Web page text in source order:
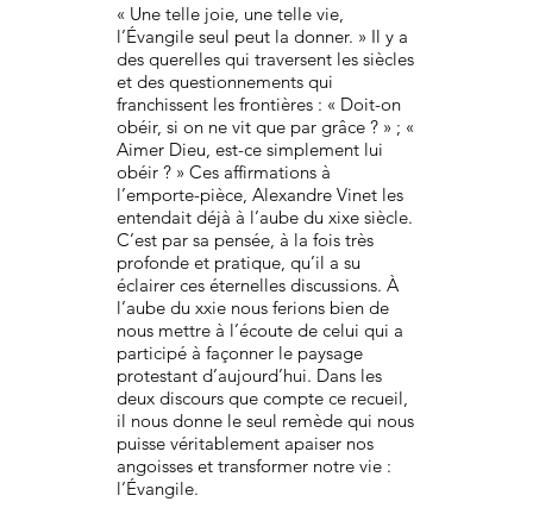
« Une telle joie, une telle vie,
l’Évangile seul peut la donner. » Il y a
des querelles qui traversent les siècles
et des questionnements qui
franchissent les frontières : « Doit-on
obéir, si on ne vit que par grâce ? » ; «
Aimer Dieu, est-ce simplement lui
obéir ? » Ces affirmations à
l’emporte-pièce, Alexandre Vinet les
entendait déjà à l’aube du xixe siècle.
C’est par sa pensée, à la fois très
profonde et pratique, qu’il a su
éclairer ces éternelles discussions. À
l’aube du xxie nous ferions bien de
nous mettre à l’écoute de celui qui a
participé à façonner le paysage
protestant d’aujourd’hui. Dans les
deux discours que compte ce recueil,
il nous donne le seul remède qui nous
puisse véritablement apaiser nos
angoisses et transformer notre vie :
l’Évangile.